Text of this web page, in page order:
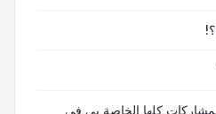
كلها الخاصة بي في